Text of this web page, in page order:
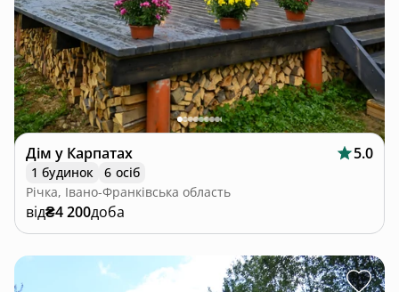
Дім у Карпатах 5.0
1 будинок
6 осіб
Річка, Івано-Франківська область
від₴4 200доба